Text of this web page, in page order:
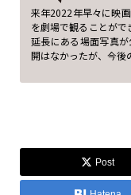
来年2022年早々に映
を劇場で観ることが
延長にある場面写真
開はなかったが、今後
Post